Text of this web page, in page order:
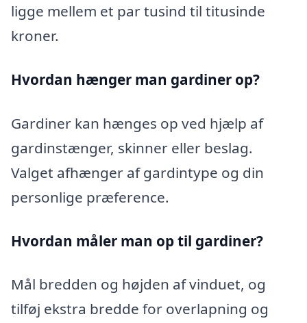
ligge mellem et par tusind til titusinde
kroner.
Hvordan hænger man gardiner op?
Gardiner kan hænges op ved hjælp af
gardinstænger, skinner eller beslag.
Valget afhænger af gardintype og din
personlige præference.
Hvordan måler man op til gardiner?
Mål bredden og højden af vinduet, og
tilføj ekstra bredde for overlapning og